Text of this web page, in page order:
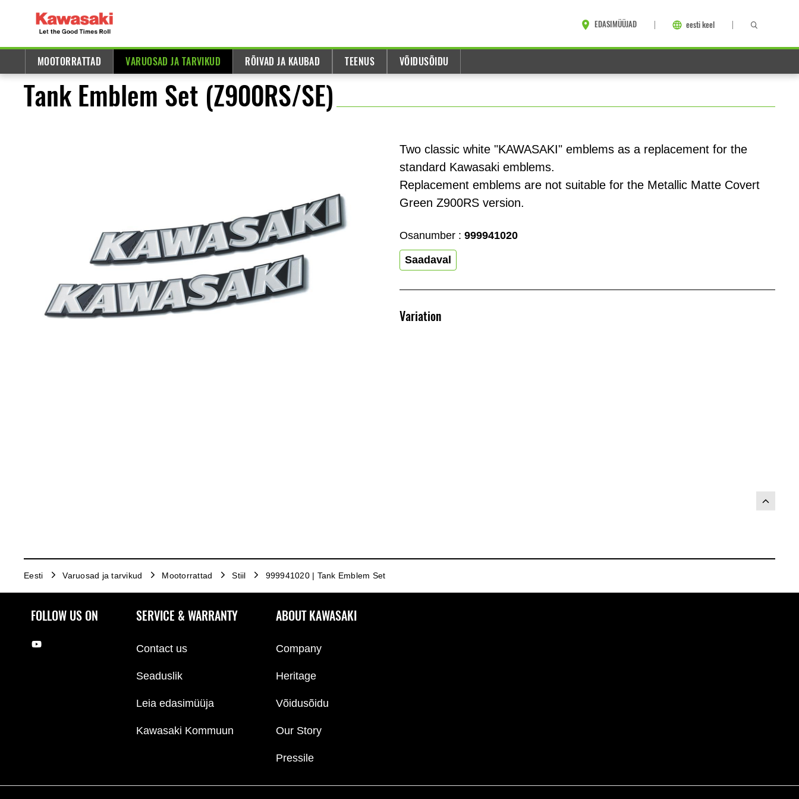
EDASIMÜÜJAD eesti keel
MOOTORRATTAD VARUOSAD JA TARVIKUD RÕIVAD JA KAUBAD TEENUS VÕIDUSÕIDU
Tank Emblem Set (Z900RS/SE)
Two classic white "KAWASAKI" emblems as a replacement for the
standard Kawasaki emblems.
Replacement emblems are not suitable for the Metallic Matte Covert
Green Z900RS version.
Osanumber : 999941020
Saadaval
Variation
Eesti Varuosad ja tarvikud Mootorrattad Stiil 999941020 | Tank Emblem Set
FOLLOW US ON SERVICE & WARRANTY
Contact us
Seaduslik
Leia edasimüüja
Kawasaki Kommuun
ABOUT KAWASAKI
Company
Heritage
Võidusõidu
Our Story
Pressile